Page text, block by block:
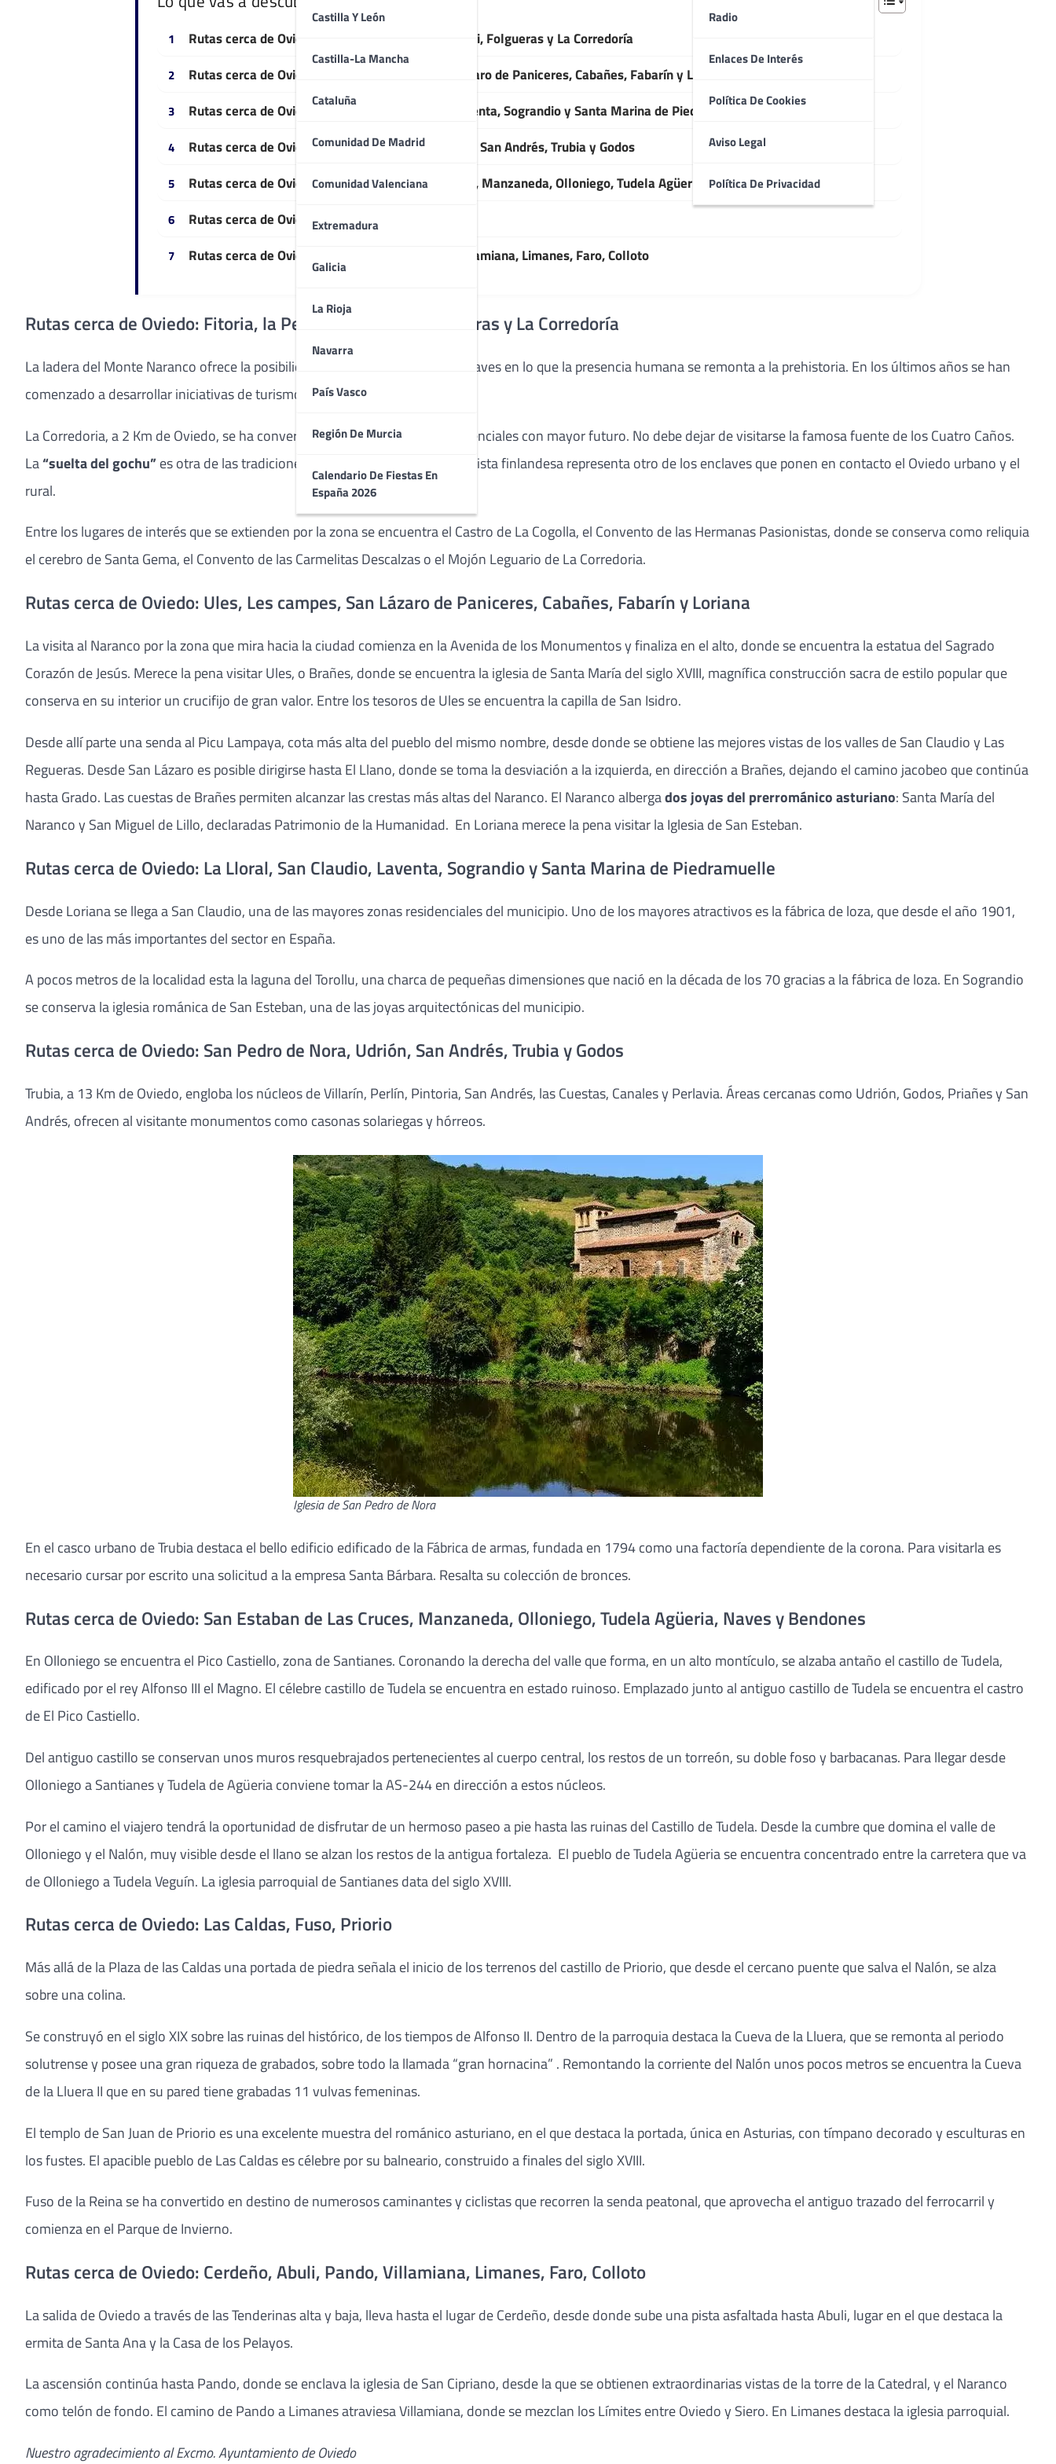
Castilla Y León
Castilla-La Mancha
Cataluña
Comunidad De Madrid
Comunidad Valenciana
Extremadura
Galicia
La Rioja
Navarra
País Vasco
Región De Murcia
Calendario De Fiestas En
España 2026
Radio
Enlaces De Interés
Política De Cookies
Aviso Legal
Política De Privacidad
Rutas cerca de Oviedo: Fitoria, la Pedrera, Villaperi, Folgueras y La Corredoría
Rutas cerca de Oviedo: Ules, Les campes, San Lázaro de Paniceres, Cabañes, Fabarín y Loriana
Rutas cerca de Oviedo: La Lloral, San Claudio, Laventa, Sograndio y Santa Marina de Piedramuelle
Rutas cerca de Oviedo: San Pedro de Nora, Udrión, San Andrés, Trubia y Godos
Rutas cerca de Oviedo: San Estaban de Las Cruces, Manzaneda, Olloniego, Tudela Agüeria, Naves y Bendones
Rutas cerca de Oviedo: Las Caldas, Fuso, Priorio
Rutas cerca de Oviedo: Cerdeño, Abuli, Pando, Villamiana, Limanes, Faro, Colloto
Rutas cerca de Oviedo: Fitoria, la Pedrera, Villaperi, Folgueras y La Corredoría
La ladera del Monte Naranco ofrece la posibilidad de conocer pueblos y enclaves en lo que la presencia humana se remonta a la prehistoria. En los últimos años se han
comenzado a desarrollar iniciativas de turismo rural.
La Corredoria, a 2 Km de Oviedo, se ha convertido en una de las áreas residenciales con mayor futuro. No debe dejar de visitarse la famosa fuente de los Cuatro Caños.
La“suelta del gochu”es otra de las tradiciones de las fiestas de Fitoria. La pista finlandesa representa otro de los enclaves que ponen en contacto el Oviedo urbano y el
rural.
Entre los lugares de interés que se extienden por la zona se encuentra el Castro de La Cogolla, el Convento de las Hermanas Pasionistas, donde se conserva como reliquia
el cerebro de Santa Gema, el Convento de las Carmelitas Descalzas o el Mojón Leguario de La Corredoria.
Rutas cerca de Oviedo: Ules, Les campes, San Lázaro de Paniceres, Cabañes, Fabarín y Loriana
La visita al Naranco por la zona que mira hacia la ciudad comienza en la Avenida de los Monumentos y finaliza en el alto, donde se encuentra la estatua del Sagrado
Corazón de Jesús. Merece la pena visitar Ules, o Brañes, donde se encuentra la iglesia de Santa María del siglo XVIII, magnífica construcción sacra de estilo popular que
conserva en su interior un crucifijo de gran valor. Entre los tesoros de Ules se encuentra la capilla de San Isidro.
Desde allí parte una senda al Picu Lampaya, cota más alta del pueblo del mismo nombre, desde donde se obtiene las mejores vistas de los valles de San Claudio y Las
Regueras. Desde San Lázaro es posible dirigirse hasta El Llano, donde se toma la desviación a la izquierda, en dirección a Brañes, dejando el camino jacobeo que continúa
hasta Grado. Las cuestas de Brañes permiten alcanzar las crestas más altas del Naranco. El Naranco albergados joyas del prerrománico asturiano: Santa María del
Naranco y San Miguel de Lillo, declaradas Patrimonio de la Humanidad. En Loriana merece la pena visitar la Iglesia de San Esteban.
Rutas cerca de Oviedo: La Lloral, San Claudio, Laventa, Sograndio y Santa Marina de Piedramuelle
Desde Loriana se llega a San Claudio, una de las mayores zonas residenciales del municipio. Uno de los mayores atractivos es la fábrica de loza, que desde el año 1901,
es uno de las más importantes del sector en España.
A pocos metros de la localidad esta la laguna del Torollu, una charca de pequeñas dimensiones que nació en la década de los 70 gracias a la fábrica de loza. En Sograndio
se conserva la iglesia románica de San Esteban, una de las joyas arquitectónicas del municipio.
Rutas cerca de Oviedo: San Pedro de Nora, Udrión, San Andrés, Trubia y Godos
Trubia, a 13 Km de Oviedo, engloba los núcleos de Villarín, Perlín, Pintoria, San Andrés, las Cuestas, Canales y Perlavia. Áreas cercanas como Udrión, Godos, Priañes y San
Andrés, ofrecen al visitante monumentos como casonas solariegas y hórreos.
Iglesia de San Pedro de Nora
En el casco urbano de Trubia destaca el bello edificio edificado de la Fábrica de armas, fundada en 1794 como una factoría dependiente de la corona. Para visitarla es
necesario cursar por escrito una solicitud a la empresa Santa Bárbara. Resalta su colección de bronces.
Rutas cerca de Oviedo: San Estaban de Las Cruces, Manzaneda, Olloniego, Tudela Agüeria, Naves y Bendones
En Olloniego se encuentra el Pico Castiello, zona de Santianes. Coronando la derecha del valle que forma, en un alto montículo, se alzaba antaño el castillo de Tudela,
edificado por el rey Alfonso III el Magno. El célebre castillo de Tudela se encuentra en estado ruinoso. Emplazado junto al antiguo castillo de Tudela se encuentra el castro
de El Pico Castiello.
Del antiguo castillo se conservan unos muros resquebrajados pertenecientes al cuerpo central, los restos de un torreón, su doble foso y barbacanas. Para llegar desde
Olloniego a Santianes y Tudela de Agüeria conviene tomar la AS-244 en dirección a estos núcleos.
Por el camino el viajero tendrá la oportunidad de disfrutar de un hermoso paseo a pie hasta las ruinas del Castillo de Tudela. Desde la cumbre que domina el valle de
Olloniego y el Nalón, muy visible desde el llano se alzan los restos de la antigua fortaleza. El pueblo de Tudela Agüeria se encuentra concentrado entre la carretera que va
de Olloniego a Tudela Veguín. La iglesia parroquial de Santianes data del siglo XVIII.
Rutas cerca de Oviedo: Las Caldas, Fuso, Priorio
Más allá de la Plaza de las Caldas una portada de piedra señala el inicio de los terrenos del castillo de Priorio, que desde el cercano puente que salva el Nalón, se alza
sobre una colina.
Se construyó en el siglo XIX sobre las ruinas del histórico, de los tiempos de Alfonso II. Dentro de la parroquia destaca la Cueva de la Lluera, que se remonta al periodo
solutrense y posee una gran riqueza de grabados, sobre todo la llamada “gran hornacina” . Remontando la corriente del Nalón unos pocos metros se encuentra la Cueva
de la Lluera II que en su pared tiene grabadas 11 vulvas femeninas.
El templo de San Juan de Priorio es una excelente muestra del románico asturiano, en el que destaca la portada, única en Asturias, con tímpano decorado y esculturas en
los fustes. El apacible pueblo de Las Caldas es célebre por su balneario, construido a finales del siglo XVIII.
Fuso de la Reina se ha convertido en destino de numerosos caminantes y ciclistas que recorren la senda peatonal, que aprovecha el antiguo trazado del ferrocarril y
comienza en el Parque de Invierno.
Rutas cerca de Oviedo: Cerdeño, Abuli, Pando, Villamiana, Limanes, Faro, Colloto
La salida de Oviedo a través de las Tenderinas alta y baja, lleva hasta el lugar de Cerdeño, desde donde sube una pista asfaltada hasta Abuli, lugar en el que destaca la
ermita de Santa Ana y la Casa de los Pelayos.
La ascensión continúa hasta Pando, donde se enclava la iglesia de San Cipriano, desde la que se obtienen extraordinarias vistas de la torre de la Catedral, y el Naranco
como telón de fondo. El camino de Pando a Limanes atraviesa Villamiana, donde se mezclan los Límites entre Oviedo y Siero. En Limanes destaca la iglesia parroquial.
Nuestro agradecimiento al Excmo. Ayuntamiento de Oviedo